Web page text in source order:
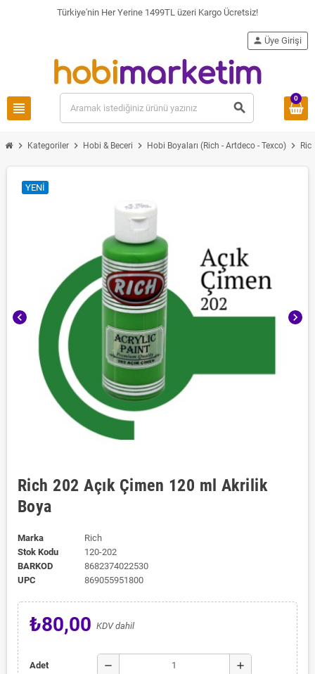
Türkiye'nin Her Yerine 1499TL üzeri Kargo Ücretsiz!
view_headline search
person Üye Girişi
0
chevron_right Kategoriler chevron_right Hobi & Beceri chevron_right Hobi Boyaları (Rich - Artdeco - Texco) chevron_right
chevron_left chevron_right
YENI
Rich 202 Açık Çimen 120 ml Akrilik
Boya
Marka
Rich
Stok Kodu
120-202
BARKOD
8682374022530
UPC
869055951800
₺80,00 KDV dahil
Adet remove add